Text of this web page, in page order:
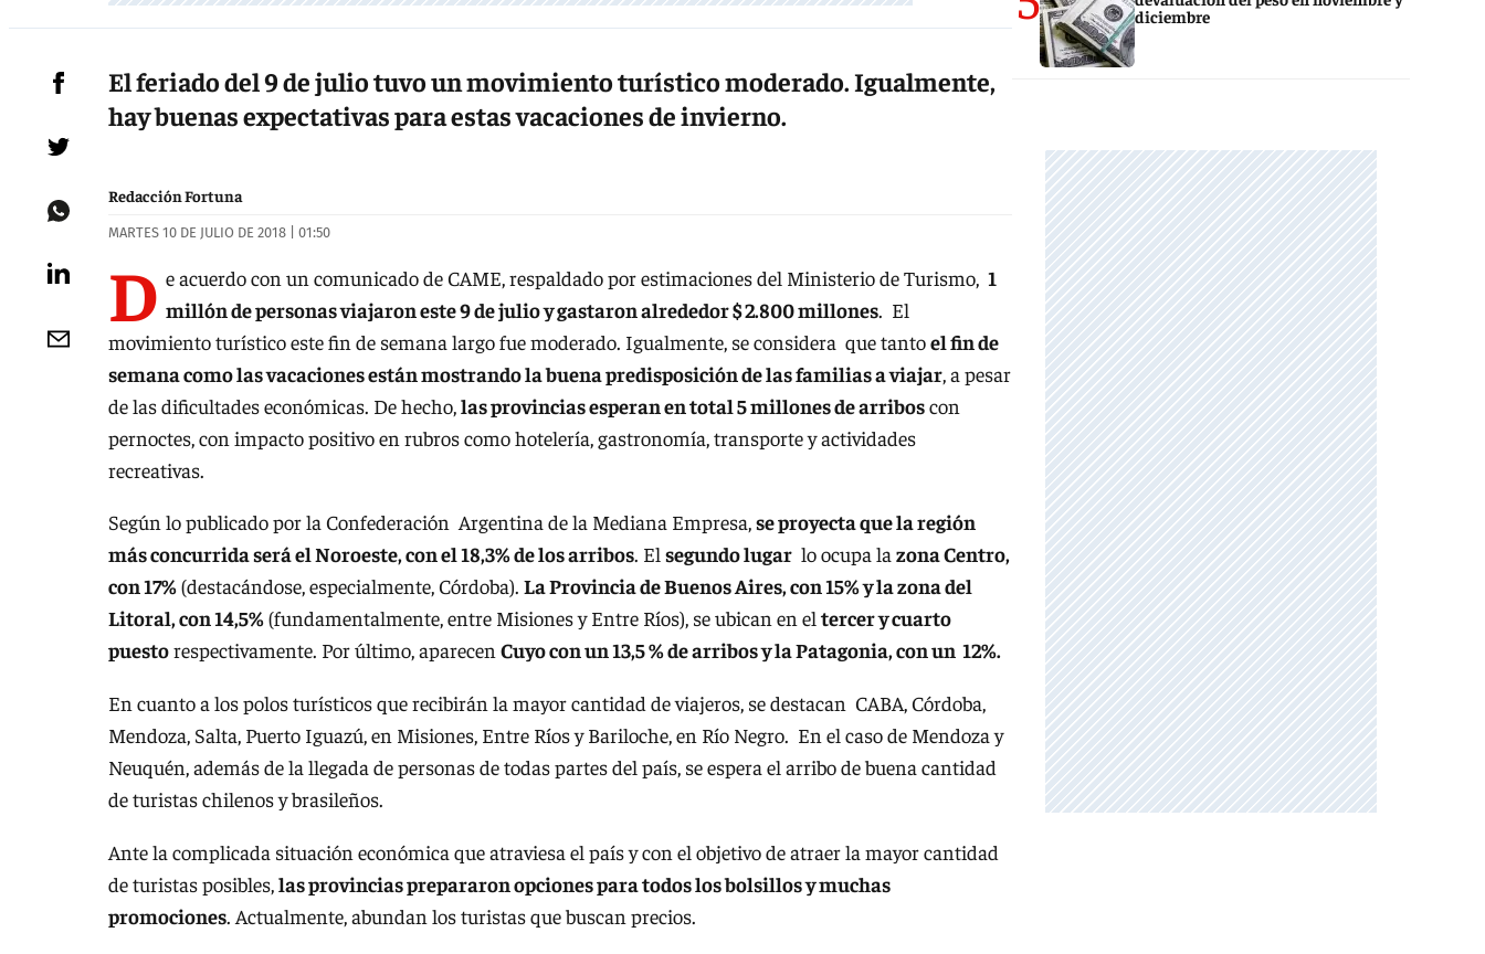
El feriado del 9 de julio tuvo un movimiento turístico moderado. Igualmente,
hay buenas expectativas para estas vacaciones de invierno.
Redacción Fortuna
MARTES 10 DE JULIO DE 2018 | 01:50
D e acuerdo con un comunicado de CAME, respaldado por estimaciones del Ministerio de Turismo, 1
millón de personas viajaron este 9 de julio y gastaron alrededor $ 2.800 millones. El
movimiento turístico este fin de semana largo fue moderado. Igualmente, se considera que tantoel fin de
semana como las vacaciones están mostrando la buena predisposición de las familias a viajar, a pesar
de las dificultades económicas. De hecho,las provincias esperan en total 5 millones de arriboscon
pernoctes, con impacto positivo en rubros como hotelería, gastronomía, transporte y actividades
recreativas.
Según lo publicado por la Confederación Argentina de la Mediana Empresa,se proyecta que la región
más concurrida será el Noroeste, con el 18,3% de los arribos. El segundo lugar lo ocupa la zona Centro,
con 17%(destacándose, especialmente, Córdoba). La Provincia de Buenos Aires, con 15% y la zona del
Litoral, con 14,5%(fundamentalmente, entre Misiones y Entre Ríos), se ubican en el tercer y cuarto
puestorespectivamente. Por último, aparecen Cuyo con un 13,5 % de arribos y la Patagonia, con un 12%.
En cuanto a los polos turísticos que recibirán la mayor cantidad de viajeros, se destacan CABA, Córdoba,
Mendoza, Salta, Puerto Iguazú, en Misiones, Entre Ríos y Bariloche, en Río Negro. En el caso de Mendoza y
Neuquén, además de la llegada de personas de todas partes del país, se espera el arribo de buena cantidad
de turistas chilenos y brasileños.
Ante la complicada situación económica que atraviesa el país y con el objetivo de atraer la mayor cantidad
de turistas posibles, las provincias prepararon opciones para todos los bolsillos y muchas
promociones. Actualmente, abundan los turistas que buscan precios.
diciembre